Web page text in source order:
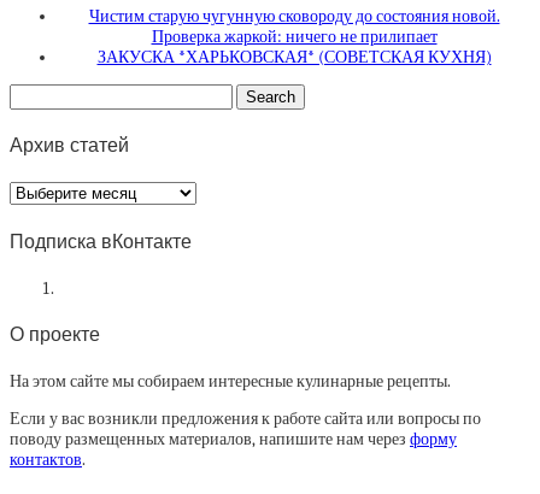
Чистим старую чугунную сковороду до состояния новой.
Проверка жаркой: ничего не прилипает
ЗАКУСКА *ХАРЬКОВ­СКАЯ* (СОВЕТСКАЯ КУХНЯ)
Архив статей
Архив
статей
Подписка вКонтакте
О проекте
На этом сайте мы собираем интересные кулинарные рецепты.
Если у вас возникли предложения к работе сайта или вопросы по
поводу размещенных материалов, напишите нам через форму
контактов.